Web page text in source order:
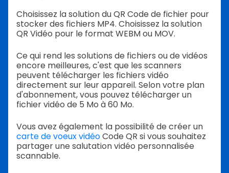
Choisissez la solution du QR Code de fichier pour
stocker des fichiers MP4. Choisissez la solution
QR Vidéo pour le format WEBM ou MOV.
Ce qui rend les solutions de fichiers ou de vidéos
encore meilleures, c'est que les scanners
peuvent télécharger les fichiers vidéo
directement sur leur appareil. Selon votre plan
d'abonnement, vous pouvez télécharger un
fichier vidéo de 5 Mo à 60 Mo.
Vous avez également la possibilité de créer un
carte de voeux vidéoCode QR si vous souhaitez
partager une salutation vidéo personnalisée
scannable.